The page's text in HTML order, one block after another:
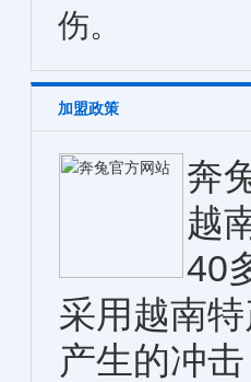
伤。
加盟政策
奔
越
40
采用越南
产生的冲